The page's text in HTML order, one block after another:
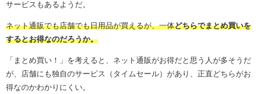
サービスもあるようだ。
ネット通販でも店舗でも日用品が買えるが、一体どちらでまとめ買いを
するとお得なのだろうか。
「まとめ買い！」を考えると、ネット通販がお得だと思う人が多そうだ
が、店舗にも独自のサービス（タイムセール）があり、正直どちらがお
得なのかわかりにくい。